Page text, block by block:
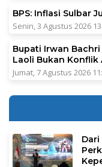
BPS: Inflasi Sulbar
Senin, 3 Agustus 2026
Bupati Irwan
Laoli Bukan Konflik
Jumat, 7 Agustus 2026
Dari